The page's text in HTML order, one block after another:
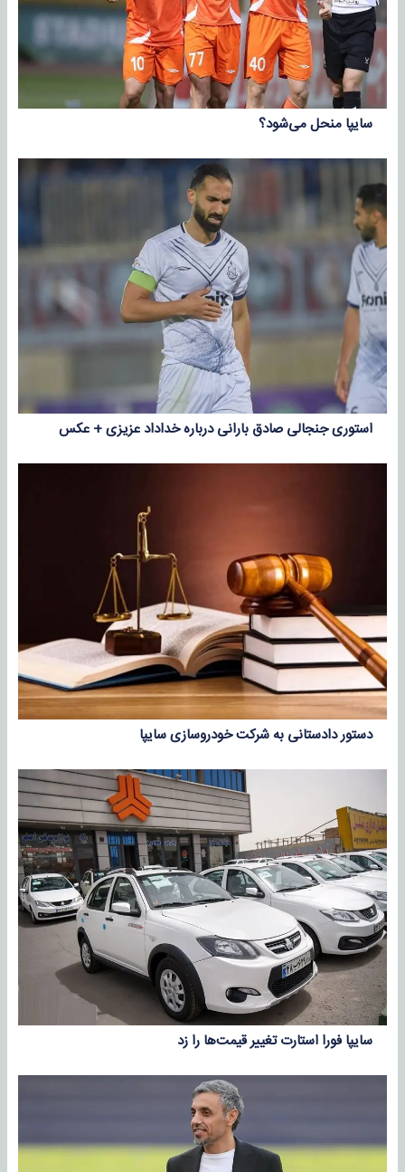
سایپا منحل می‌شود؟
استوری جنجالی صادق بارانی درباره خداداد عزیزی + عکس
دستور دادستانی به شرکت خودروسازی سایپا
سایپا فورا استارت تغییر قیمت‌ها را زد